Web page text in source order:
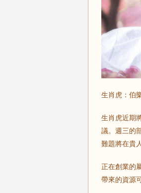
生肖虎：伯
生肖虎近期
議。週三的
難題將在貴
正在創業的
帶來的資源